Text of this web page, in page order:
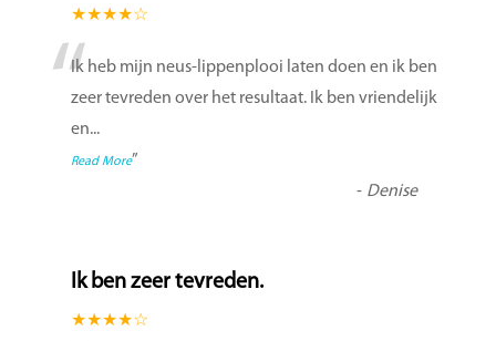
★★★★☆
“Ik heb mijn neus-lippenplooi laten doen en ik ben
zeer tevreden over het resultaat. Ik ben vriendelijk
en...
Read More”
- Denise
Ik ben zeer tevreden.
★★★★☆